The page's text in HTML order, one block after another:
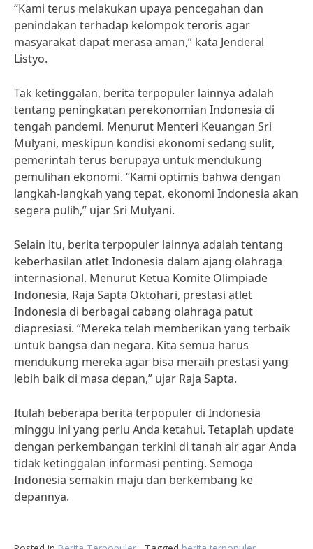
“Kami terus melakukan upaya pencegahan dan
penindakan terhadap kelompok teroris agar
masyarakat dapat merasa aman,” kata Jenderal
Listyo.
Tak ketinggalan, berita terpopuler lainnya adalah
tentang peningkatan perekonomian Indonesia di
tengah pandemi. Menurut Menteri Keuangan Sri
Mulyani, meskipun kondisi ekonomi sedang sulit,
pemerintah terus berupaya untuk mendukung
pemulihan ekonomi. “Kami optimis bahwa dengan
langkah-langkah yang tepat, ekonomi Indonesia akan
segera pulih,” ujar Sri Mulyani.
Selain itu, berita terpopuler lainnya adalah tentang
keberhasilan atlet Indonesia dalam ajang olahraga
internasional. Menurut Ketua Komite Olimpiade
Indonesia, Raja Sapta Oktohari, prestasi atlet
Indonesia di berbagai cabang olahraga patut
diapresiasi. “Mereka telah memberikan yang terbaik
untuk bangsa dan negara. Kita semua harus
mendukung mereka agar bisa meraih prestasi yang
lebih baik di masa depan,” ujar Raja Sapta.
Itulah beberapa berita terpopuler di Indonesia
minggu ini yang perlu Anda ketahui. Tetaplah update
dengan perkembangan terkini di tanah air agar Anda
tidak ketinggalan informasi penting. Semoga
Indonesia semakin maju dan berkembang ke
depannya.